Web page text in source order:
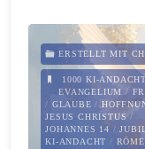
ERSTELLT MIT
1000 KI-
EVANGELIUM /
/ GLAUBE /
JESUS CHRISTUS /
JOHANNES 14 /
KI-ANDACHT /